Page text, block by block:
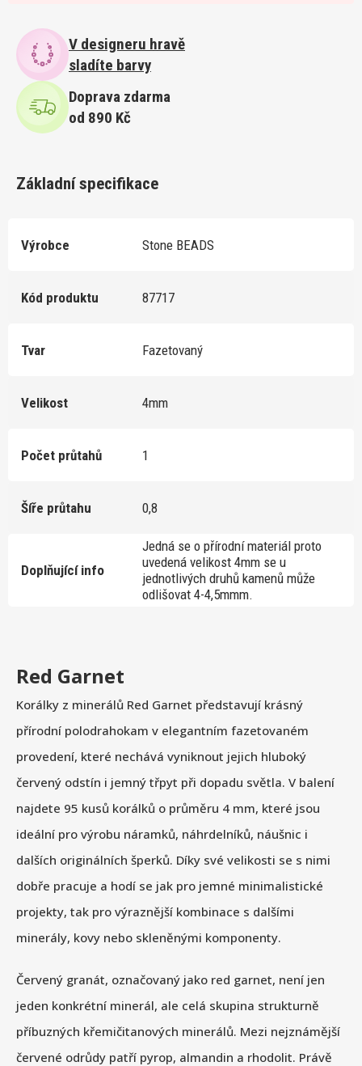
V designeru hravě
sladíte barvy
Doprava zdarma
od 890 Kč
Red Garnet
Korálky z minerálů Red Garnet představují krásný
přírodní polodrahokam v elegantním fazetovaném
provedení, které nechává vyniknout jejich hluboký
červený odstín i jemný třpyt při dopadu světla. V balení
najdete 95 kusů korálků o průměru 4 mm, které jsou
ideální pro výrobu náramků, náhrdelníků, náušnic i
dalších originálních šperků. Díky své velikosti se s nimi
dobře pracuje a hodí se jak pro jemné minimalistické
projekty, tak pro výraznější kombinace s dalšími
minerály, kovy nebo skleněnými komponenty.
Červený granát, označovaný jako red garnet, není jen
jeden konkrétní minerál, ale celá skupina strukturně
příbuzných křemičitanových minerálů. Mezi nejznámější
červené odrůdy patří pyrop, almandin a rhodolit. Právě
Základní specifikace
Výrobce Stone BEADS
Kód produktu 87717
Tvar Fazetovaný
Velikost 4mm
Počet průtahů 1
Šíře průtahu 0,8
Doplňující info
Jedná se o přírodní materiál proto
uvedená velikost 4mm se u
jednotlivých druhů kamenů může
odlišovat 4-4,5mmm.